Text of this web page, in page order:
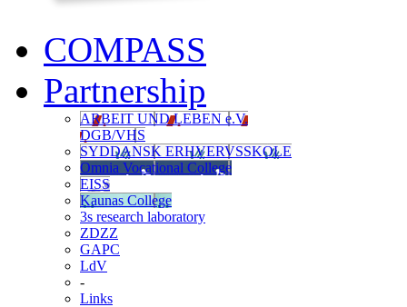
COMPASS
Partnership
ARBEIT UND LEBEN e.V.
DGB/VHS
SYDDANSK ERHVERVSSKOLE
Omnia Vocational College
EISS
Kaunas College
3s research laboratory
ZDZZ
GAPC
LdV
-
Links